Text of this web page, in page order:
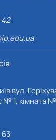
вул.
№ 1, кімната